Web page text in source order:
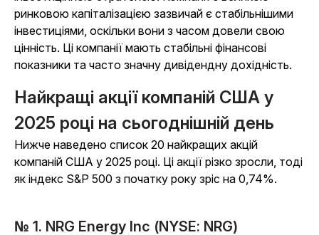
ринковою капіталізацією зазвичай є стабільнішими
інвестиціями, оскільки вони з часом довели свою
цінність. Ці компанії мають стабільні фінансові
показники та часто значну дивідендну дохідність.
Найкращі акції компаній США у
2025 році на сьогоднішній день
Нижче наведено список 20 найкращих акцій
компаній США у 2025 році. Ці акції різко зросли, тоді
як індекс S&P 500 з початку року зріс на 0,74%.
№ 1. NRG Energy Inc (NYSE: NRG)